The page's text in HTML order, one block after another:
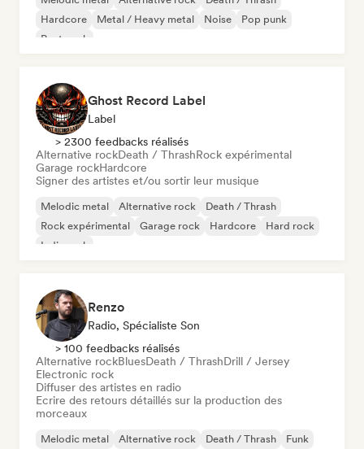
Hardcore
Metal / Heavy metal Noise
Pop punk
Post punk
Ghost Record Label
Label
> 2300 feedbacks réalisés
Alternative rockDeath / ThrashRock expérimental
Garage rockHardcore
Signer des artistes et/ou sortir leur musique
Melodic metal Alternative rock
Death / Thrash
Rock expérimental
Garage rock Hardcore
Hard rock
Indie rock
Renzo
Radio, Spécialiste Son
> 100 feedbacks réalisés
Alternative rockBluesDeath / ThrashDrill / Jersey
Electronic rock
Diffuser des artistes en radio
Ecrire des retours détaillés sur la production des
morceaux
Melodic metal Alternative rock Death / Thrash Funk